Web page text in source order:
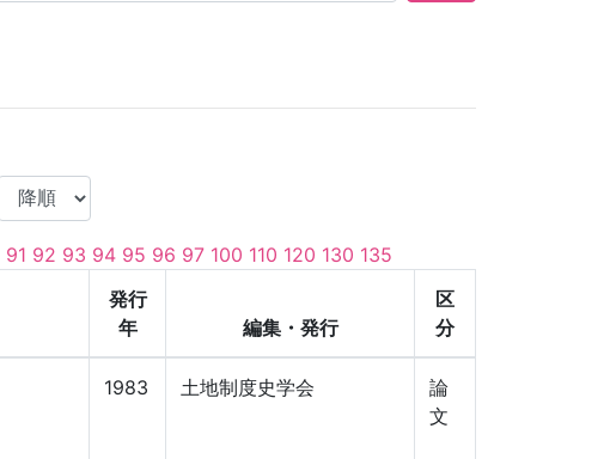
91 92 93 94 95 96 97 100 110 120 130 135
発行
年
編集・発行
区
分
1983 土地制度史学会
論
文